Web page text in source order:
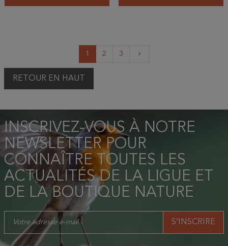
1 2 3 keyboard_arrow_right
RETOUR EN HAUT
INSCRIVEZ-VOUS À NOTRE
NEWSLETTER POUR
CONNAÎTRE TOUTES LES
ACTUALITÉS DE LA LIGUE ET
DE LA BOUTIQUE NATURE